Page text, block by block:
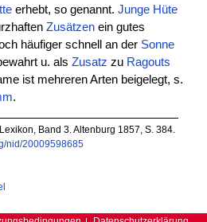
erhebt, so genannt. Junge Hüte
Zusätzenein gutes
häufiger schnell an der Sonne
u. als Zusatz zu Ragouts
ist mehreren Arten beigelegt, s.
.
Band 3. Altenburg 1857, S. 384.
nid/20009598685